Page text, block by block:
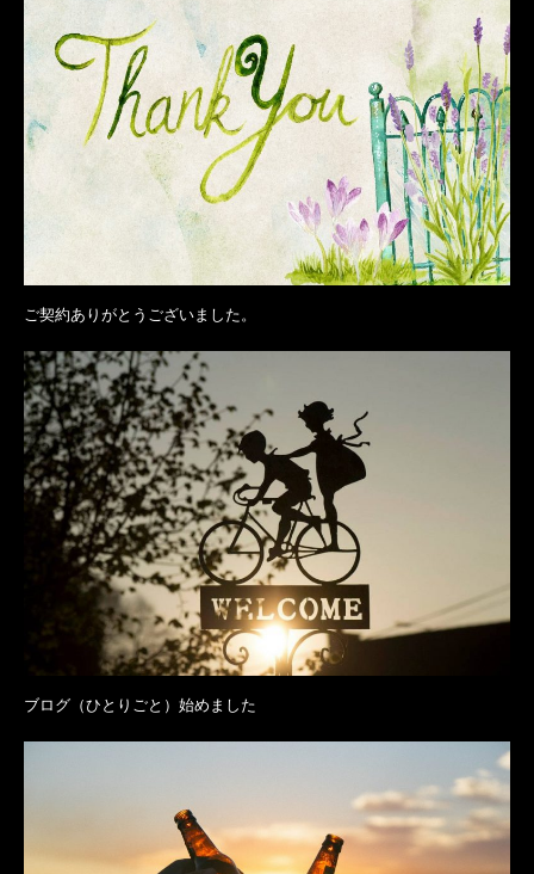
ご契約ありがとうございました。
ブログ（ひとりごと）始めました